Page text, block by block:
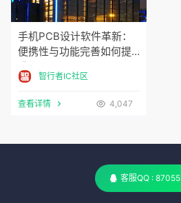
手机PCB设计软件革新：
便携性与功能完善如何提
升工
智行者IC社区
查看详情 4,047
客服QQ :